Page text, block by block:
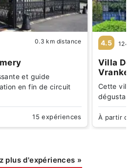
0.3 km distance
et guide
en fin de circuit
15 expériences
4.5
Villa
Cette
À partir
plus d'expériences »